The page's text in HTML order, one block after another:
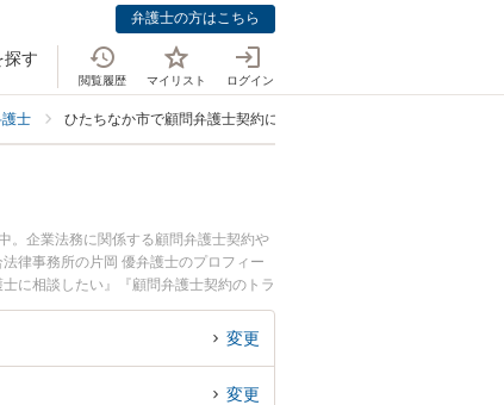
弁護士の方はこちら
探す
閲覧履歴 マイリスト ログイン
士 ひたちなか市で顧問弁護士契約に強い弁護士
。企業法務に関係する顧問弁護士契約や
律事務所の片岡 優弁護士のプロフィー
に相談したい』『顧問弁護士契約のトラ
したい』などでお困りの相談者さんにお
変更
変更